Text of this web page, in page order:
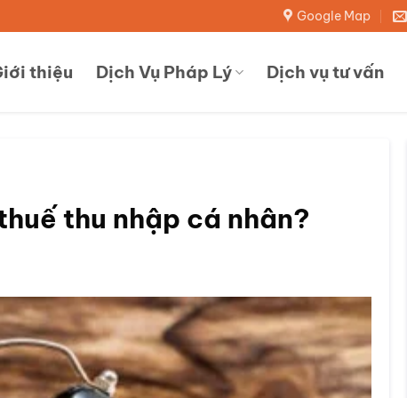
Google Map
thiệu Dịch Vụ Pháp Lý Dịch vụ tư vấn
thu nhập cá nhân?